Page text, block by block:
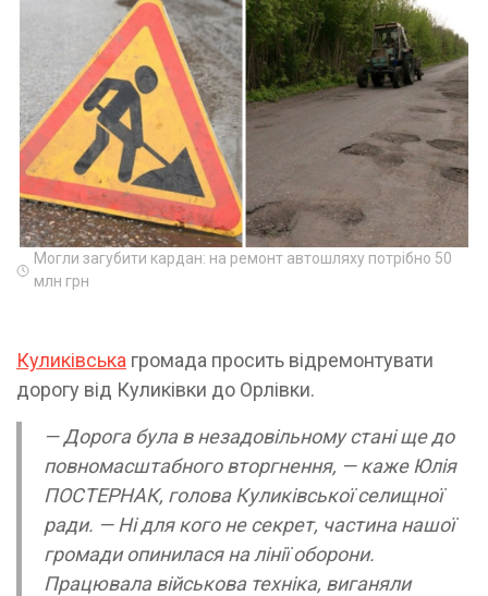
Могли загубити кардан: на ремонт автошляху потрібно 50
млн грн
Куликівська громада просить відремонтувати
дорогу від Куликівки до Орлівки.
— Дорога була в незадовільному стані ще до
повномасштабного вторгнення, — каже Юлія
ПОСТЕРНАК, голова Куликівської селищної
ради. — Ні для кого не секрет, частина нашої
громади опинилася на лінії оборони.
Працювала військова техніка, виганяли